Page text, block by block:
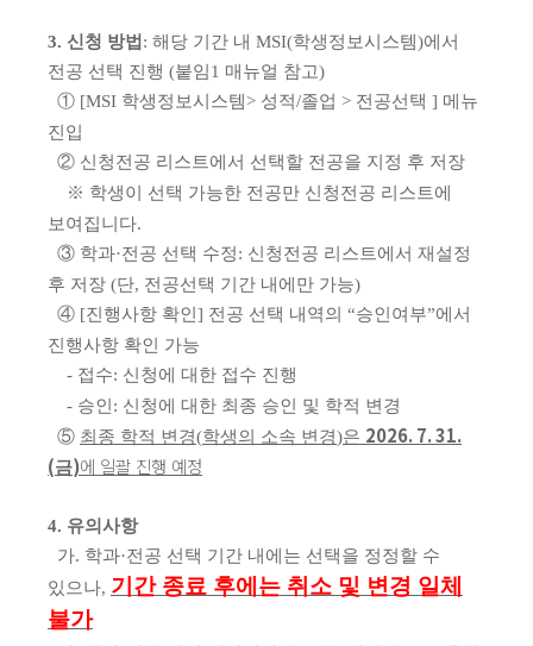
3. 신청 방법 : 해당 기간 내 MSI(학생정보시스템)에서
전공 선택 진행 (붙임1 매뉴얼 참고)
① [MSI 학생정보시스템> 성적/졸업 > 전공선택 ] 메뉴
진입
② 신청전공 리스트에서 선택할 전공을 지정 후 저장
※ 학생이 선택 가능한 전공만 신청전공 리스트에
보여집니다.
③ 학과·전공 선택 수정: 신청전공 리스트에서 재설정
후 저장 (단, 전공선택 기간 내에만 가능)
④ [진행사항 확인 ] 전공 선택 내역의 “승인여부”에서
진행사항 확인 가능
- 접수: 신청에 대한 접수 진행
- 승인 : 신청에 대한 최종 승인 및 학적 변경
⑤ 최종 학적 변경(학생의 소속 변경)은 2026. 7. 31.
(금)에 일괄 진행 예정
4. 유의사항
가. 학과·전공 선택 기간 내에는 선택을 정정할 수
있으나, 기간 종료 후에는 취소 및 변경 일체
불가